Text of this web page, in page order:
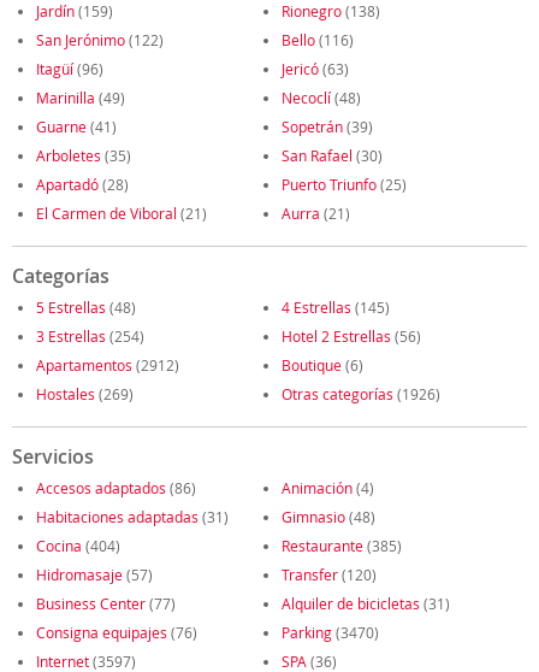
Jardín(159) Rionegro(138)
San Jerónimo(122) Bello(116)
Itagüí(96) Jericó(63)
Marinilla (49) Necoclí(48)
Guarne(41) Sopetrán(39)
Arboletes (35) San Rafael (30)
Apartadó(28) Puerto Triunfo(25)
El Carmen de Viboral (21) Aurra (21)
Categorías
5 Estrellas (48) 4 Estrellas (145)
3 Estrellas (254) Hotel 2 Estrellas (56)
Apartamentos (2912) Boutique(6)
Hostales (269) Otras categorías (1926)
Servicios
Accesos adaptados (86) Animación(4)
Habitaciones adaptadas (31) Gimnasio(48)
Cocina (404) Restaurante(385)
Hidromasaje(57) Transfer(120)
Business Center(77) Alquiler de bicicletas (31)
Consigna equipajes (76) Parking(3470)
Internet(3597) SPA (36)